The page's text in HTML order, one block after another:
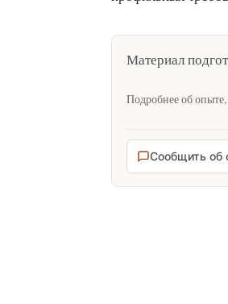
Материал
Подробнее об
Сообщить об